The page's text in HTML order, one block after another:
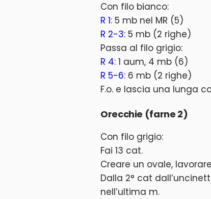
Con filo bianco:
R 1: 5 mb nel MR (5)
R 2-3: 5 mb (2 righe)
Passa al filo grigio:
R 4: 1 aum, 4 mb (6)
R 5-6: 6 mb (2 righe)
F.o. e lascia una lunga
Orecchie (farne 2)
Con filo grigio:
Fai 13 cat.
Creare un ovale,
Dalla 2° cat
nell’ultima m.